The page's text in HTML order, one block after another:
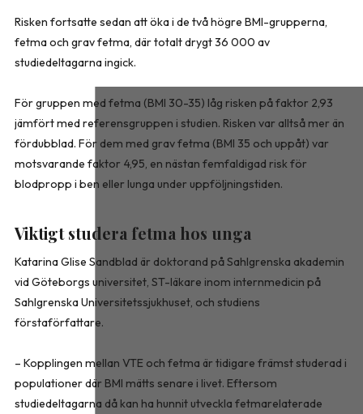
Risken fortsatte sedan att öka i de två högre BMI-grupperna,
fetma och grav fetma, där totalt drygt 36 000 av
studiedeltagarna ingick.
För gruppen med fetma (BMI 30-35) låg risken på faktor 2,93
jämfört med referensgruppen i studien. Risken var alltså mer än
fördubblad. För dem med grav fetma (BMI 35 och uppåt) var
motsvarande faktor 4,95, en nästan femfaldigad risk för
blodpropp i ben eller lunga under uppföljningstiden.
Viktigt studera fetma hos unga
Katarina Glise Sandblad är doktorand på Sahlgrenska akademin
vid Göteborgs universitet, ST-läkare inom internmedicin på
Sahlgrenska Universitetssjukhuset, och studiens
förstaförfattare.
– Kopplingen mellan VTE och fetma är tidigare främst studerad i
populationer där BMI mätts senare i livet. Eftersom
studiedeltagarna då kan ha hunnit utveckla fetmarelaterade